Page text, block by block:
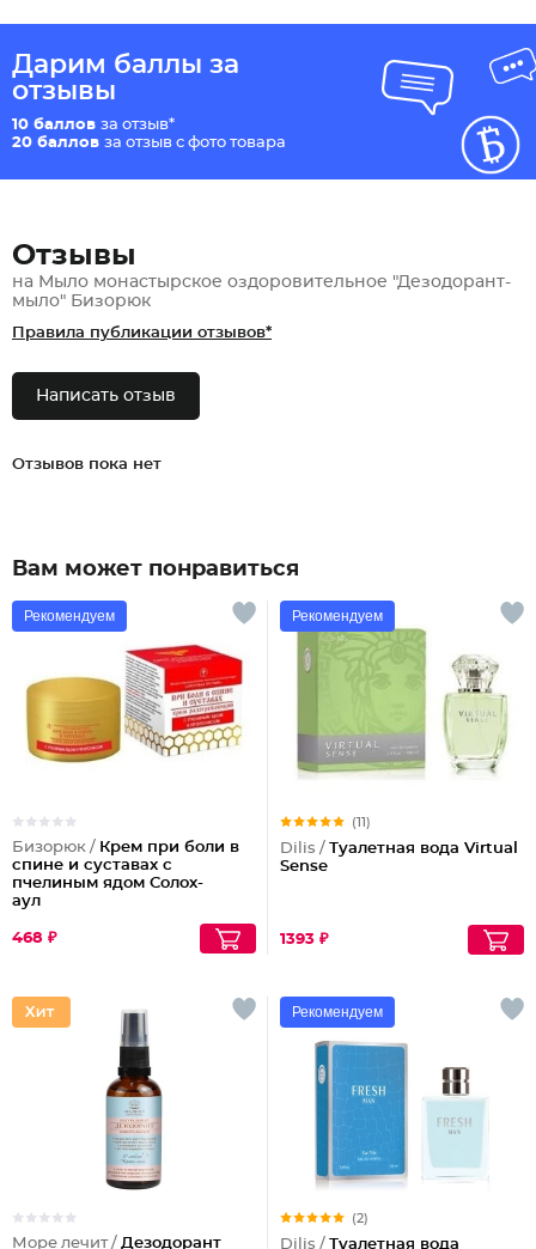
Дарим баллы за
отзывы
10 баллов за отзыв*
20 баллов за отзыв с фото товара
Отзывы
на Мыло монастырское оздоровительное "Дезодорант-
мыло" Бизорюк
Правила публикации отзывов*
Написать отзыв
Отзывов пока нет
Вам может понравиться
Рекомендуем
Бизорюк / Крем при боли в
спине и суставах с
пчелиным ядом Солох-
аул
468 ₽
Рекомендуем
(11)
Dilis / Туалетная вода Virtual
Sense
1393 ₽
Море лечит / Дезодорант
Рекомендуем
(2)
Dilis / Туалетная вода